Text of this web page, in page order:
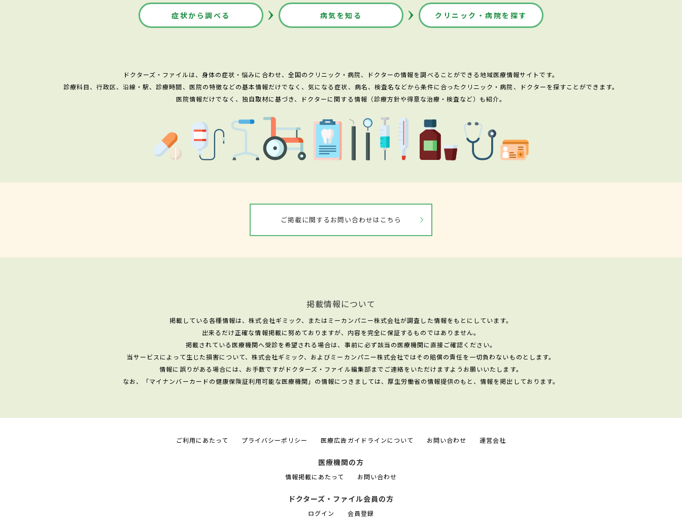
症状から調べる 病気を知る クリニック・病院を探す
ドクターズ・ファイルは、身体の症状・悩みに合わせ、全国のクリニック・病院、ドクターの情報を調べることができる地域医療情報サイトです。
診療科目、行政区、沿線・駅、診療時間、医院の特徴などの基本情報だけでなく、気になる症状、病名、検査名などから条件に合ったクリニック・病院、ドクターを探すことができます。
医院情報だけでなく、独自取材に基づき、ドクターに関する情報（診療方針や得意な治療・検査など）も紹介。
ご掲載に関するお問い合わせはこちら
掲載情報について
掲載している各種情報は、株式会社ギミック、またはミーカンパニー株式会社が調査した情報をもとにしています。
出来るだけ正確な情報掲載に努めておりますが、内容を完全に保証するものではありません。
掲載されている医療機関へ受診を希望される場合は、事前に必ず該当の医療機関に直接ご確認ください。
当サービスによって生じた損害について、株式会社ギミック、およびミーカンパニー株式会社ではその賠償の責任を一切負わないものとします。
情報に誤りがある場合には、お手数ですがドクターズ・ファイル編集部までご連絡をいただけますようお願いいたします。
なお、「マイナンバーカードの健康保険証利用可能な医療機関」の情報につきましては、厚生労働省の情報提供のもと、情報を掲出しております。
ご利用にあたって プライバシーポリシー 医療広告ガイドラインについて お問い合わせ 運営会社
医療機関の方
情報掲載にあたって お問い合わせ
ドクターズ・ファイル会員の方
ログイン 会員登録